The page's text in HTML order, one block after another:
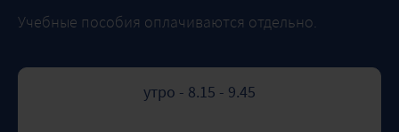
Учебные пособия оплачиваются отдельно.
утро - 8.15 - 9.45